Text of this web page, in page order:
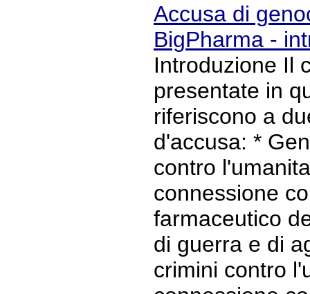
Accusa di
BigPharma -
Introduzione Il
presentate in
riferiscono a
d'accusa: *
contro
connessione
farmaceutico
di guerra e di
crimini contro